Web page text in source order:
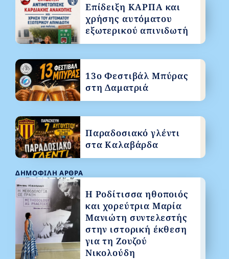
ΔΗΜΟΦΙΛΉ ΆΡΘΡΑ
Η Ροδίτισσα ηθοποιός
και χορεύτρια Μαρία
Μανιώτη συντελεστής
στην ιστορική έκθεση
για τη Ζουζού
Νικολούδη
Επίδειξη ΚΑΡΠΑ και
χρήσης αυτόματου
εξωτερικού απινιδωτή
13ο Φεστιβάλ Μπύρας
στη Δαματριά
Παραδοσιακό γλέντι
στα Καλαβάρδα